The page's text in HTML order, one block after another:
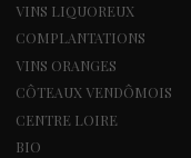
VINS LIQUOREUX
COMPLANTATIONS
VINS ORANGES
CÔTEAUX VENDÔMOIS
CENTRE LOIRE
BIO